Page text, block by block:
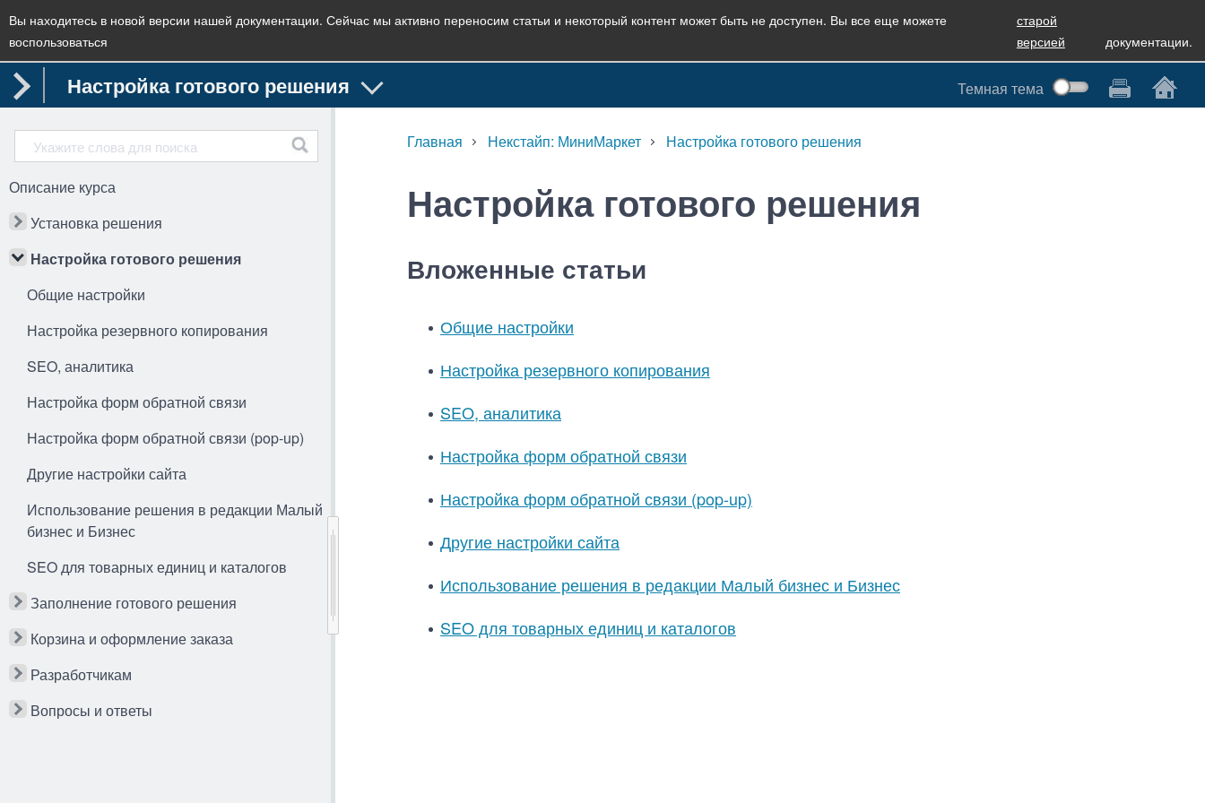
Вы находитесь в новой версии нашей документации. Сейчас мы активно переносим статьи и некоторый контент может быть не доступен. Вы все еще можете
воспользоваться
старой
версией
документации.
Настройка готового решения Темная тема
Описание курса
Установка решения
Настройка готового решения
Общие настройки
Настройка резервного копирования
SEO, аналитика
Настройка форм обратной связи
Настройка форм обратной связи (pop-up)
Другие настройки сайта
Использование решения в редакции Малый
бизнес и Бизнес
SEO для товарных единиц и каталогов
Заполнение готового решения
Корзина и оформление заказа
Разработчикам
Вопросы и ответы
Главная Некстайп: МиниМаркет Настройка готового решения
Настройка готового решения
Вложенные статьи
Общие настройки
Настройка резервного копирования
SEO, аналитика
Настройка форм обратной связи
Настройка форм обратной связи (pop-up)
Другие настройки сайта
Использование решения в редакции Малый бизнес и Бизнес
SEO для товарных единиц и каталогов